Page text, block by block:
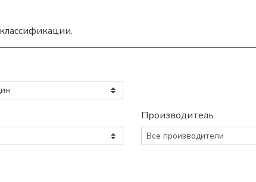
Производитель